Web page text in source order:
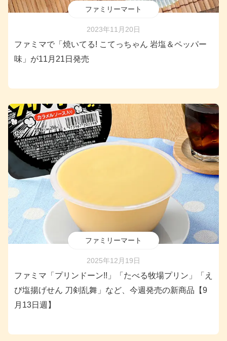
ファミリーマート
2023年11月20日
ファミマで「焼いてる! こてっちゃん 岩塩＆ペッパー
味」が11月21日発売
ファミリーマート
2025年12月19日
ファミマ「プリンドーン!!」「たべる牧場プリン」「え
び塩揚げせん 刀剣乱舞」など、今週発売の新商品【9
月13日週】